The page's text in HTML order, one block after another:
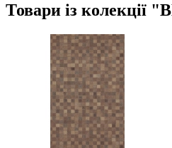
Товари із колекції